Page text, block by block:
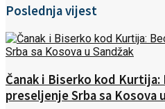
Poslednja vijest
Čanak i Biserko kod
preseljenje Srba sa Kosova